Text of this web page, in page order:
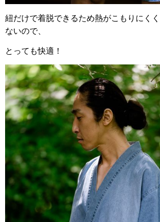
紐だけで着脱できるため熱がこもりにく
ないので、
とっても快適！